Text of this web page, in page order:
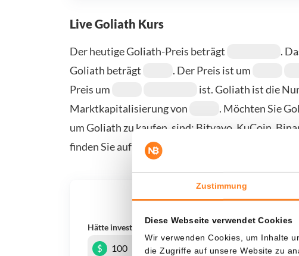
Zustimmung
Diese Webseite verwendet Cookies
Wir verwenden Cookies, um Inhalte
die Zugriffe auf unsere Website zu
Live Goliath Kurs
Der heutige Goliath-Preis beträgt
.
Goliath beträgt
. Der Preis ist um
Preis um
ist. Goliath ist die
Marktkapitalisierung von
. Möchten Sie
um Goliath zu kaufen, sind: Bitvavo, KuCoin,
finden Sie auf unserer Kauf-/Verkaufsseite.
Was, wenn
Hätte investiert
$